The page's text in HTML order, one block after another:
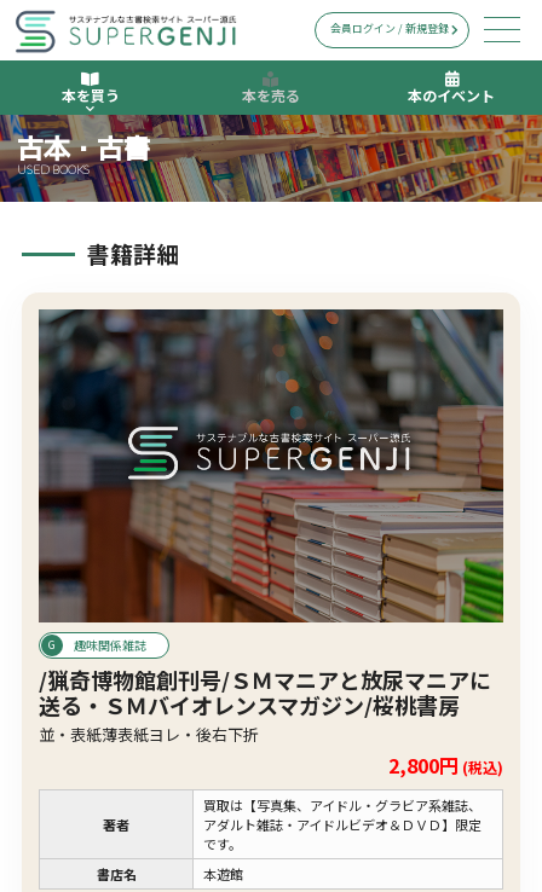
本を買う 本を売る 本のイベント
会員ログイン / 新規登録
古本・古書
USED BOOKS
書籍詳細
趣味関係雑誌
/猟奇博物館創刊号/ＳＭマニアと放尿マニアに
送る・ＳＭバイオレンスマガジン/桜桃書房
並・表紙薄表紙ヨレ・後右下折
2,800円 (税込)
著者
買取は【写真集、アイドル・グラビア系雑誌、
アダルト雑誌・アイドルビデオ＆ＤＶＤ】限定
です。
書店名
本遊館